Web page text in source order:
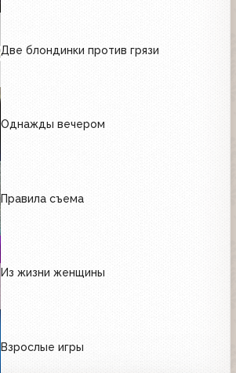
Две блондинки против грязи
Однажды вечером
Правила съема
Из жизни женщины
Взрослые игры